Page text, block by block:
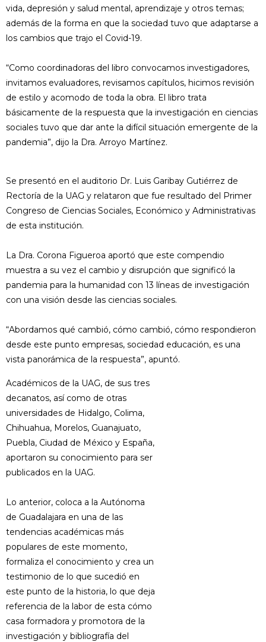
vida, depresión y salud mental, aprendizaje y otros temas;
además de la forma en que la sociedad tuvo que adaptarse a
los cambios que trajo el Covid-19.
“Como coordinadoras del libro convocamos investigadores,
invitamos evaluadores, revisamos capítulos, hicimos revisión
de estilo y acomodo de toda la obra. El libro trata
básicamente de la respuesta que la investigación en ciencias
sociales tuvo que dar ante la difícil situación emergente de la
pandemia”, dijo la Dra. Arroyo Martínez.
Se presentó en el auditorio Dr. Luis Garibay Gutiérrez de
Rectoría de la UAG y relataron que fue resultado del Primer
Congreso de Ciencias Sociales, Económico y Administrativas
de esta institución.
La Dra. Corona Figueroa aportó que este compendio
muestra a su vez el cambio y disrupción que significó la
pandemia para la humanidad con 13 líneas de investigación
con una visión desde las ciencias sociales.
“Abordamos qué cambió, cómo cambió, cómo respondieron
desde este punto empresas, sociedad educación, es una
vista panorámica de la respuesta”, apuntó.
Académicos de la UAG, de sus tres
decanatos, así como de otras
universidades de Hidalgo, Colima,
Chihuahua, Morelos, Guanajuato,
Puebla, Ciudad de México y España,
aportaron su conocimiento para ser
publicados en la UAG.
Lo anterior, coloca a la Autónoma
de Guadalajara en una de las
tendencias académicas más
populares de este momento,
formaliza el conocimiento y crea un
testimonio de lo que sucedió en
este punto de la historia, lo que deja
referencia de la labor de esta cómo
casa formadora y promotora de la
investigación y bibliografía del